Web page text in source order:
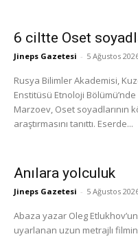
6 ciltte Oset
Jineps Gazetesi - 5 Ağustos
Rusya Bilimler Akademisi,
Enstitüsü Etnoloji
Marzoev, Oset soyadlarının
araştırmasını tanıttı. Eserde...
Anılara yolculuk
Jineps Gazetesi - 5 Ağustos
Abaza yazar Oleg
uyarlanan uzun metrajlı